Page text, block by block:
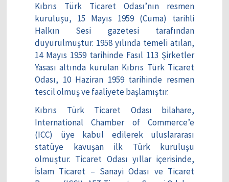
Kıbrıs Türk Ticaret Odası’nın resmen
kuruluşu, 15 Mayıs 1959 (Cuma) tarihli
Halkın Sesi gazetesi tarafından
duyurulmuştur. 1958 yılında temeli atılan,
14 Mayıs 1959 tarihinde Fasıl 113 Şirketler
Yasası altında kurulan Kıbrıs Türk Ticaret
Odası, 10 Haziran 1959 tarihinde resmen
tescil olmuş ve faaliyete başlamıştır.
Kıbrıs Türk Ticaret Odası bilahare,
International Chamber of Commerce’e
(ICC) üye kabul edilerek uluslararası
statüye kavuşan ilk Türk kuruluşu
olmuştur. Ticaret Odası yıllar içerisinde,
İslam Ticaret – Sanayi Odası ve Ticaret